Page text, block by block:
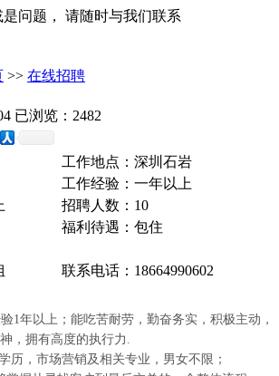
问题， 请随时与我们联系
>> 在线招聘
已浏览：2482
工作地点：深圳石岩
工作经验：一年以上
招聘人数：10
福利待遇：包住
联系电话：18664990602
1年以上；能吃苦耐劳，勤奋务实，积极主动，
，拥有高度的执行力.
历，市场营销及相关专业，男女不限；